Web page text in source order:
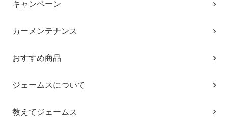
キャンペーン
カーメンテナンス
おすすめ商品
ジェームスについて
教えてジェームス